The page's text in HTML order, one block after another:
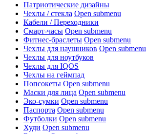
Патриотические дизайны
Чехлы / стекла Open submenu
Кабели / Переходники
Смарт-часы Open submenu
Фитнес-браслеты Open submenu
Чехлы для наушников Open submenu
Чехлы для ноутбуков
Чехлы для IQOS
Чехлы на геймпад
Попсокеты Open submenu
Маски для лица Open submenu
Эко-сумки Open submenu
Паспорта Open submenu
Футболки Open submenu
Худи Open submenu